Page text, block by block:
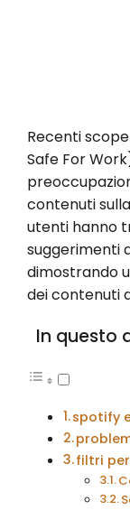
Recenti
Safe For
contenuti
utenti hanno
suggerimenti
dimostrando
dei contenuti
In questo
spotify
filtri